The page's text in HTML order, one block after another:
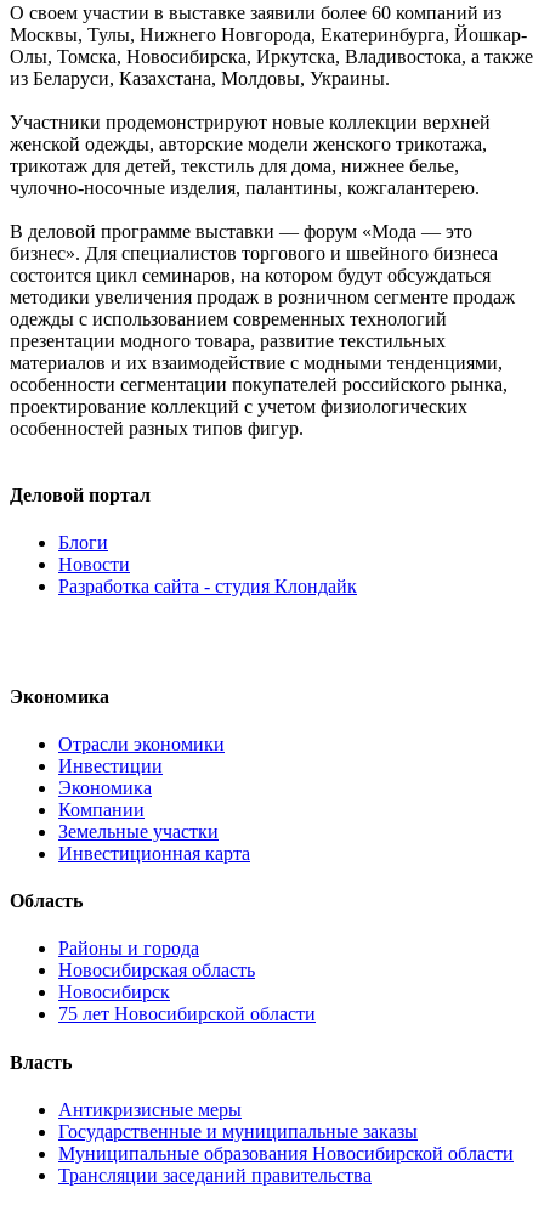
О своем участии в выставке заявили более 60 компаний из
Москвы, Тулы, Нижнего Новгорода, Екатеринбурга, Йошкар-
Олы, Томска, Новосибирска, Иркутска, Владивостока, а также
из Беларуси, Казахстана, Молдовы, Украины.
Участники продемонстрируют новые коллекции верхней
женской одежды, авторские модели женского трикотажа,
трикотаж для детей, текстиль для дома, нижнее белье,
чулочно-носочные изделия, палантины, кожгалантерею.
В деловой программе выставки — форум «Мода — это
бизнес». Для специалистов торгового и швейного бизнеса
состоится цикл семинаров, на котором будут обсуждаться
методики увеличения продаж в розничном сегменте продаж
одежды с использованием современных технологий
презентации модного товара, развитие текстильных
материалов и их взаимодействие с модными тенденциями,
особенности сегментации покупателей российского рынка,
проектирование коллекций с учетом физиологических
особенностей разных типов фигур.
Деловой портал
Блоги
Новости
Разработка сайта - студия Клондайк
Экономика
Отрасли экономики
Инвестиции
Экономика
Компании
Земельные участки
Инвестиционная карта
Область
Районы и города
Новосибирская область
Новосибирск
75 лет Новосибирской области
Власть
Антикризисные меры
Государственные и муниципальные заказы
Муниципальные образования Новосибирской области
Трансляции заседаний правительства